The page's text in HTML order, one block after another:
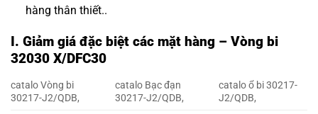
hàng thân thiết..
I. Giảm giá đặc biệt các mặt hàng – Vòng bi
32030 X/DFC30
catalo Vòng bi
30217-J2/QDB,
catalo Bạc đạn
30217-J2/QDB,
catalo ổ bi 30217-
J2/QDB,